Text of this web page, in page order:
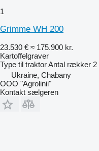
1
Grimme WH 200
23.530 € ≈ 175.900 kr.
Kartoffelgraver
Type til traktorAntal rækker 2
Ukraine, Chabany
OOO "Agrolinii"
Kontakt sælgeren